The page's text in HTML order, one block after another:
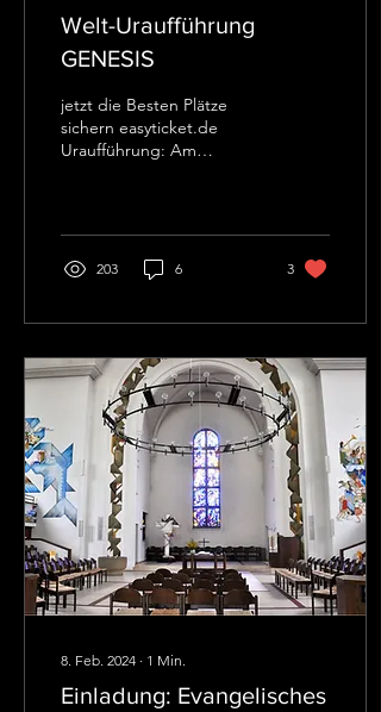
Welt-Uraufführung
GENESIS
jetzt die Besten Plätze
sichern easyticket.de
Uraufführung: Am
„GENESIS“ von...
203 6 3
8. Feb. 2024 ∙ 1 Min.
Einladung: Evangelisches